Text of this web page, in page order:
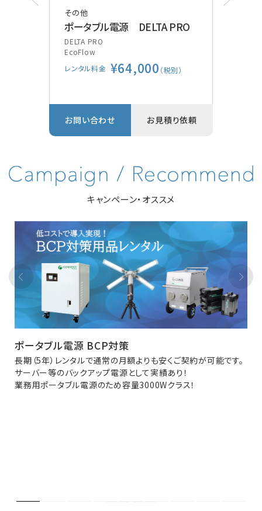
その他
ポータブル電源 DELTA PRO
DELTA PRO
EcoFlow
レンタル料金 ¥64,000 （税別）
お問い合わせ お見積り依頼
キャンペーン・オススメ
ポータブル電源 BCP対策
長期（5年）レンタルで通常の月額よりも安くご契約が可能です。
サーバー等のバックアップ電源として実績あり！
業務用ポータブル電源のため容量3000Wクラス！